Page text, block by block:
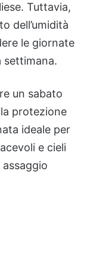
Tuttavia,
dell’umidità
le giornate
settimana.
un sabato
protezione
ideale per
e cieli